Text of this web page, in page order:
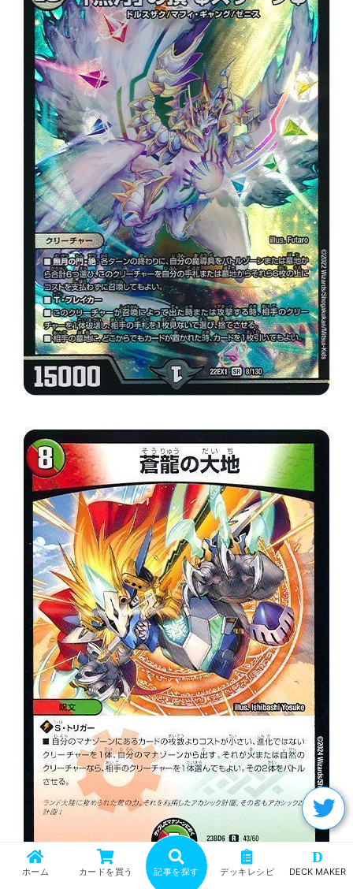
ホーム カードを買う 記事を探す デッキレシピ
D
DECK MAKER